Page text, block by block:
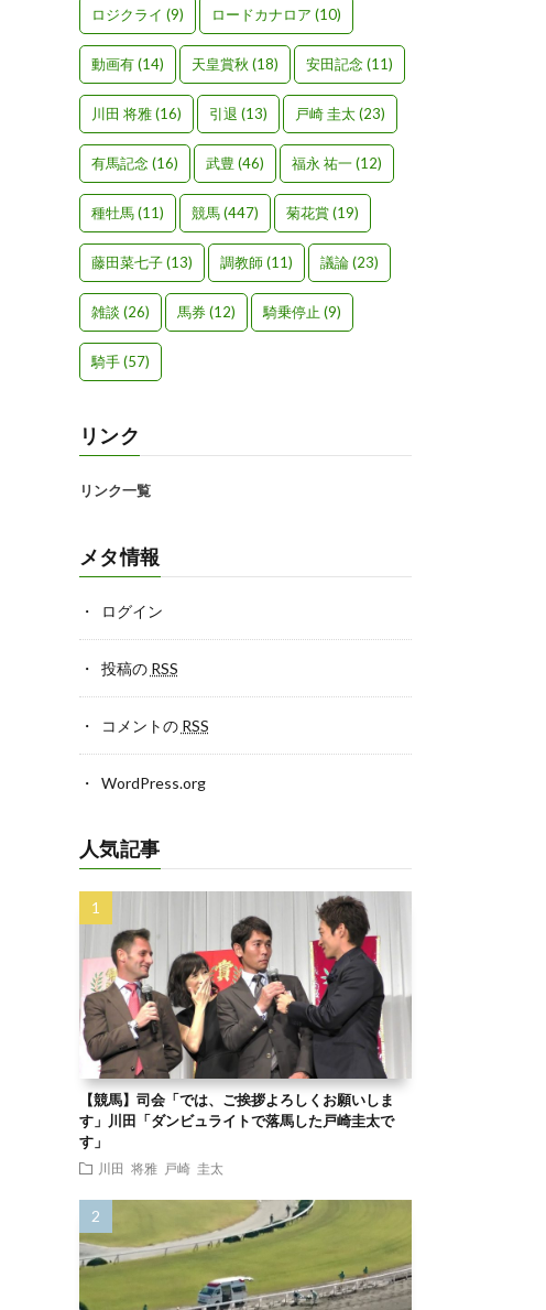
ロジクライ (9) ロードカナロア (10)
動画有(14) 天皇賞秋 (18) 安田記念(11)
川田 将雅(16) 引退 (13) 戸崎 圭太(23)
有馬記念(16) 武豊 (46) 福永 祐一(12)
種牡馬(11) 競馬(447) 菊花賞(19)
藤田菜七子(13) 調教師(11) 議論(23)
雑談 (26) 馬券(12) 騎乗停止 (9)
騎手(57)
リンク
リンク一覧
メタ情報
ログイン
投稿の RSS
コメントの RSS
WordPress.org
人気記事
【競馬】司会「では、ご挨拶よろしくお願いしま
す」川田「ダンビュライトで落馬した戸崎圭太で
す」
川田 将雅 戸崎 圭太